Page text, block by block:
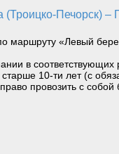
маршруту «Левый
в соответствующих
10-ти лет (с
провозить с